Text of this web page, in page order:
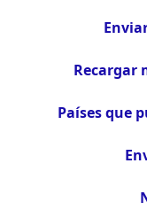
Recargar
Países que